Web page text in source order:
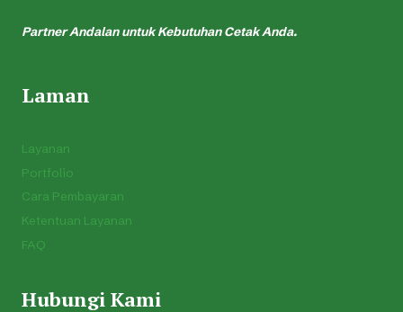
Partner Andalan untuk Kebutuhan Cetak Anda.
Laman
Layanan
Portfolio
Cara Pembayaran
Ketentuan Layanan
FAQ
Hubungi Kami